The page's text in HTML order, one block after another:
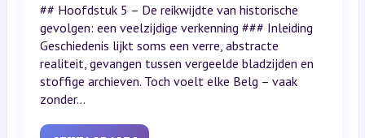
## Hoofdstuk 5 – De reikwijdte van historische
gevolgen: een veelzijdige verkenning ### Inleiding
Geschiedenis lijkt soms een verre, abstracte
realiteit, gevangen tussen vergeelde bladzijden en
stoffige archieven. Toch voelt elke Belg – vaak
zonder...